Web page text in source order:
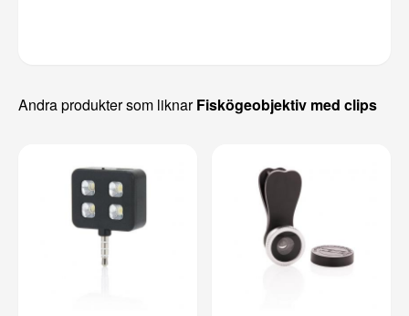
Andra produkter som liknarFiskögeobjektiv med clips